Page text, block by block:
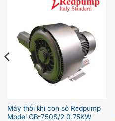
Máy thổi khí con sò Redpump
Model GB-750S/2 0.75KW